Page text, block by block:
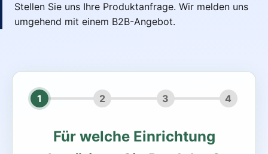
Stellen Sie uns Ihre Produktanfrage. Wir melden uns
umgehend mit einem B2B-Angebot.
1 2 3 4
Für welche Einrichtung